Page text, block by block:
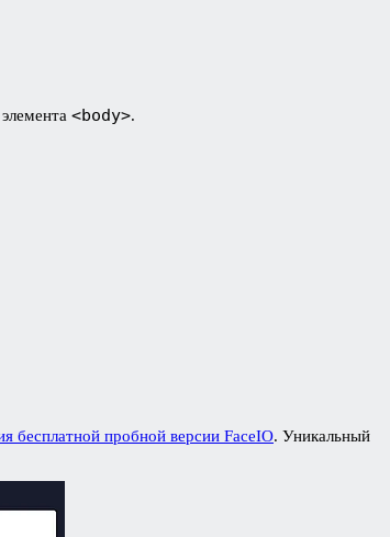
<body>.
бесплатной пробной версии FaceIO. Уникальный